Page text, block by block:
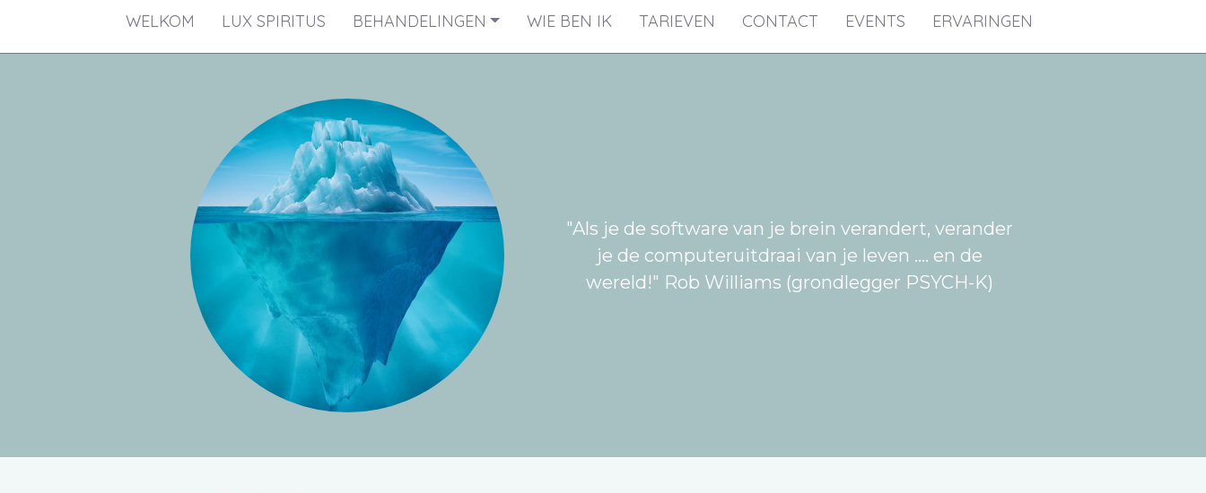
WELKOM LUX SPIRITUS BEHANDELINGEN WIE BEN IK TARIEVEN CONTACT EVENTS ERVARINGEN
"Als je de software van je brein verandert, verander
je de computeruitdraai van je leven .... en de
wereld!" Rob Williams (grondlegger PSYCH-K)